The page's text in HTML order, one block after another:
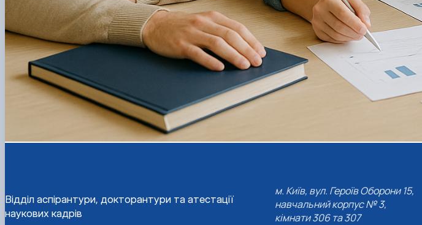
Відділ аспірантури, докторантури та атестації
наукових кадрів
м. Київ, вул. Героїв Оборони 15,
навчальний корпус № 3,
кімнати 306 та 307